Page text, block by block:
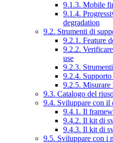
9.1.3. Mobile
9.1.4.
degradation
9.2. Strumenti di
9.2.1. Feature
9.2.2.
use
9.2.3.
9.2.4.
9.2.5. Misurare
9.3. Catalogo del
9.4. Sviluppare con il
9.4.1. Il
9.4.2. Il kit di
9.4.3. Il kit di
9.5. Sviluppare con i